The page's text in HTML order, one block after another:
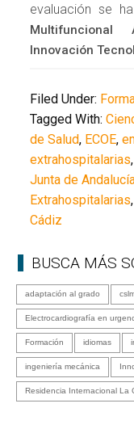
evaluación se
Innovación
Filed Under:
Tagged With:
de Salud, ECOE,
extrahospitalarias
Junta de
Extrahospitalarias
Cádiz
BUSCA MÁS
adaptación al grado
Electrocardiografía en
Formación idiomas
ingeniería mecánica
Residencia Internacional La